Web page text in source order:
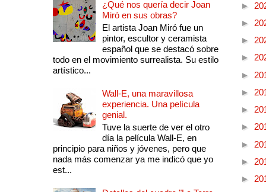
¿Qué nos quería decir Joan
Miró en sus obras?
El artista Joan Miró fue un
pintor, escultor y ceramista
español que se destacó sobre
todo en el movimiento surrealista. Su estilo
artístico...
Wall-E, una maravillosa
experiencia. Una película
genial.
Tuve la suerte de ver el otro
día la película Wall-E, en
principio para niños y jóvenes, pero que
nada más comenzar ya me indicó que yo
est...
►
►
►
►
►
►
►
►
►
►
►